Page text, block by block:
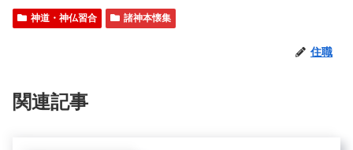
神道・神仏習合 諸神本懐集
住職
関連記事